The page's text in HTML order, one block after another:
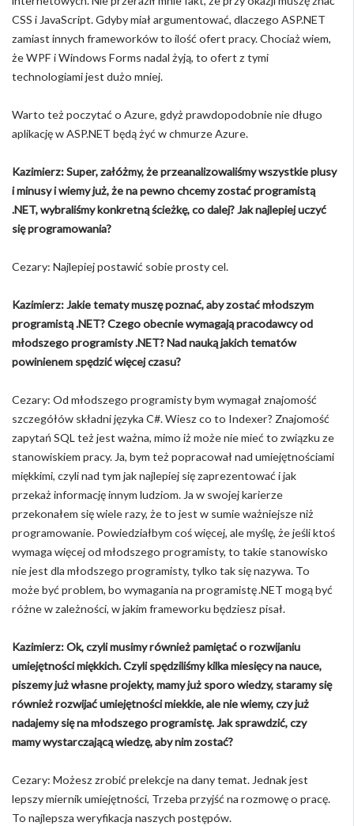
CSS i JavaScript. Gdyby miał argumentować, dlaczego ASP.NET
zamiast innych frameworków to ilość ofert pracy. Chociaż wiem,
że WPF i Windows Forms nadal żyją, to ofert z tymi
technologiami jest dużo mniej.
Warto też poczytać o Azure, gdyż prawdopodobnie nie długo
aplikację w ASP.NET będą żyć w chmurze Azure.
Kazimierz: Super, załóżmy, że przeanalizowaliśmy wszystkie plusy
i minusy i wiemy już, że na pewno chcemy zostać programistą
.NET, wybraliśmy konkretną ścieżkę, co dalej? Jak najlepiej uczyć
się programowania?
Cezary: Najlepiej postawić sobie prosty cel.
Kazimierz: Jakie tematy muszę poznać, aby zostać młodszym
programistą .NET? Czego obecnie wymagają pracodawcy od
młodszego programisty .NET? Nad nauką jakich tematów
powinienem spędzić więcej czasu?
Cezary: Od młodszego programisty bym wymagał znajomość
szczegółów składni języka C#. Wiesz co to Indexer? Znajomość
zapytań SQL też jest ważna, mimo iż może nie mieć to związku ze
stanowiskiem pracy. Ja, bym też popracował nad umiejętnościami
miękkimi, czyli nad tym jak najlepiej się zaprezentować i jak
przekaż informację innym ludziom. Ja w swojej karierze
przekonałem się wiele razy, że to jest w sumie ważniejsze niż
programowanie. Powiedziałbym coś więcej, ale myślę, że jeśli ktoś
wymaga więcej od młodszego programisty, to takie stanowisko
nie jest dla młodszego programisty, tylko tak się nazywa. To
może być problem, bo wymagania na programistę .NET mogą być
różne w zależności, w jakim frameworku będziesz pisał.
Kazimierz: Ok, czyli musimy również pamiętać o rozwijaniu
umiejętności miękkich. Czyli spędziliśmy kilka miesięcy na nauce,
piszemy już własne projekty, mamy już sporo wiedzy, staramy się
również rozwijać umiejętności miekkie, ale nie wiemy, czy już
nadajemy się na młodszego programistę. Jak sprawdzić, czy
mamy wystarczającą wiedzę, aby nim zostać?
Cezary: Możesz zrobić prelekcje na dany temat. Jednak jest
lepszy miernik umiejętności, Trzeba przyjść na rozmowę o pracę.
To najlepsza weryfikacja naszych postępów.